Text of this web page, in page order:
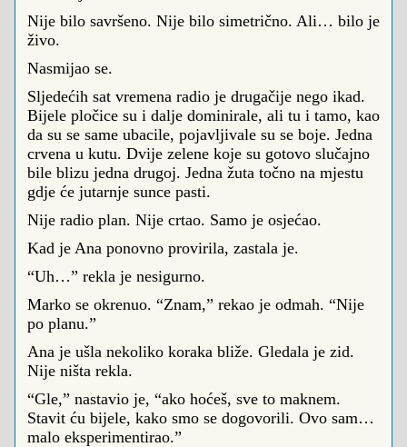
Nije bilo savršeno. Nije bilo simetrično. Ali… bilo je
živo.
Nasmijao se.
Sljedećih sat vremena radio je drugačije nego ikad.
Bijele pločice su i dalje dominirale, ali tu i tamo, kao
da su se same ubacile, pojavljivale su se boje. Jedna
crvena u kutu. Dvije zelene koje su gotovo slučajno
bile blizu jedna drugoj. Jedna žuta točno na mjestu
gdje će jutarnje sunce pasti.
Nije radio plan. Nije crtao. Samo je osjećao.
Kad je Ana ponovno provirila, zastala je.
“Uh…” rekla je nesigurno.
Marko se okrenuo. “Znam,” rekao je odmah. “Nije
po planu.”
Ana je ušla nekoliko koraka bliže. Gledala je zid.
Nije ništa rekla.
“Gle,” nastavio je, “ako hoćeš, sve to maknem.
Stavit ću bijele, kako smo se dogovorili. Ovo sam…
malo eksperimentirao.”